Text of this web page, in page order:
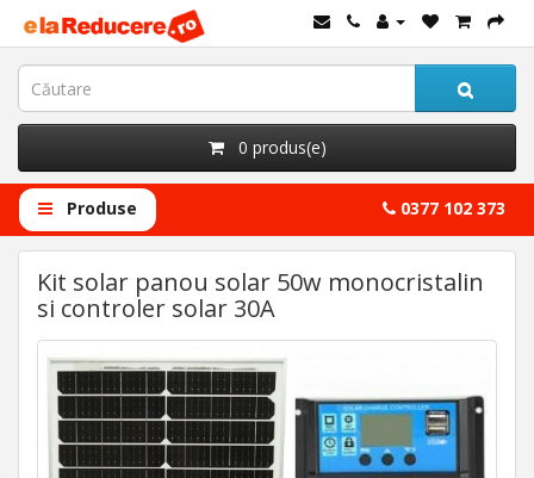
0 produs(e)
Produse 0377 102 373
Kit solar panou solar 50w monocristalin
si controler solar 30A